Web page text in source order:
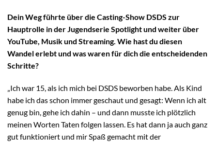
Dein Weg führte über die Casting-Show DSDS zur
Hauptrolle in der Jugendserie Spotlight und weiter über
YouTube, Musik und Streaming. Wie hast du diesen
Wandel erlebt und was waren für dich die entscheidenden
Schritte?
„Ich war 15, als ich mich bei DSDS beworben habe. Als Kind
habe ich das schon immer geschaut und gesagt: Wenn ich alt
genug bin, gehe ich dahin – und dann musste ich plötzlich
meinen Worten Taten folgen lassen. Es hat dann ja auch ganz
gut funktioniert und mir Spaß gemacht mit der